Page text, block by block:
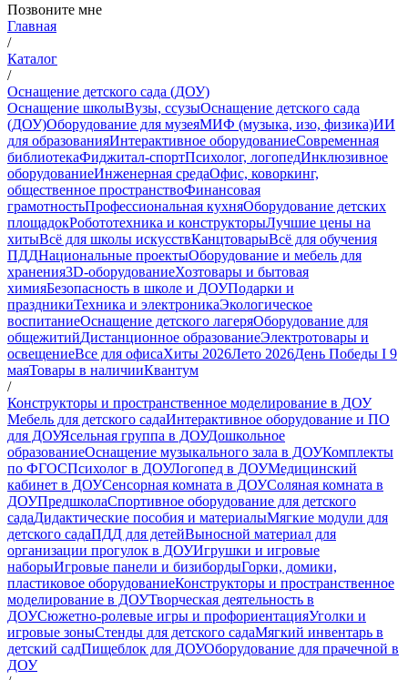
Позвоните мне
Главная
/
Каталог
/
Оснащение детского сада (ДОУ)
Оснащение школыВузы, ссузыОснащение детского сада
(ДОУ)Оборудование для музеяМИФ (музыка, изо, физика)ИИ
для образованияИнтерактивное оборудованиеСовременная
библиотекаФиджитал-спортПсихолог, логопедИнклюзивное
оборудованиеИнженерная средаОфис, коворкинг,
общественное пространствоФинансовая
грамотностьПрофессиональная кухняОборудование детских
площадокРобототехника и конструкторыЛучшие цены на
хитыВсё для школы искусствКанцтоварыВсё для обучения
ПДДНациональные проектыОборудование и мебель для
хранения3D-оборудованиеХозтовары и бытовая
химияБезопасность в школе и ДОУПодарки и
праздникиТехника и электроникаЭкологическое
воспитаниеОснащение детского лагеряОборудование для
общежитийДистанционное образованиеЭлектротовары и
освещениеВсе для офисаХиты 2026Лето 2026День Победы I 9
маяТовары в наличииКвантум
/
Конструкторы и пространственное моделирование в ДОУ
Мебель для детского садаИнтерактивное оборудование и ПО
для ДОУЯсельная группа в ДОУДошкольное
образованиеОснащение музыкального зала в ДОУКомплекты
по ФГОСПсихолог в ДОУЛогопед в ДОУМедицинский
кабинет в ДОУСенсорная комната в ДОУСоляная комната в
ДОУПредшколаСпортивное оборудование для детского
садаДидактические пособия и материалыМягкие модули для
детского садаПДД для детейВыносной материал для
организации прогулок в ДОУИгрушки и игровые
наборыИгровые панели и бизибордыГорки, домики,
пластиковое оборудованиеКонструкторы и пространственное
моделирование в ДОУТворческая деятельность в
ДОУСюжетно-ролевые игры и профориентацияУголки и
игровые зоныСтенды для детского садаМягкий инвентарь в
детский садПищеблок для ДОУОборудование для прачечной в
ДОУ